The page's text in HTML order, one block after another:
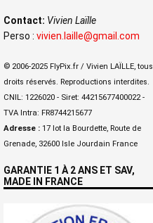
Contact: Vivien Laïlle
Perso : vivien.laille@gmail.com
© 2006-2025 FlyPix.fr / Vivien LAÏLLE, tous
droits réservés. Reproductions interdites.
CNIL: 1226020 - Siret: 44215677400022 -
TVA Intra: FR8744215677
Adresse : 17 lot la Bourdette, Route de
Grenade, 32600 Isle Jourdain France
GARANTIE 1 À 2 ANS ET SAV,
MADE IN FRANCE